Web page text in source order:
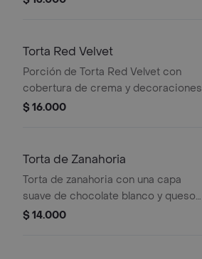
Torta Red Velvet
Porción de Torta Red Velvet con
cobertura de crema y decoraciones
de crema en la parte superior.
$ 16.000
Torta de Zanahoria
Torta de zanahoria con una capa
suave de chocolate blanco y queso
crema, decorada con almendras .
$ 14.000